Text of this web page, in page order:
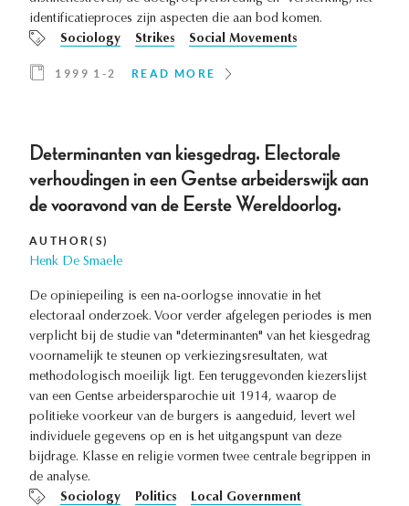
identificatieproces zijn aspecten die aan bod komen.
Sociology
Strikes Social Movements
1999 1-2 READ MORE
Determinanten van kiesgedrag. Electorale
verhoudingen in een Gentse arbeiderswijk aan
de vooravond van de Eerste Wereldoorlog.
AUTHOR(S)
Henk De Smaele
De opiniepeiling is een na-oorlogse innovatie in het
electoraal onderzoek. Voor verder afgelegen periodes is men
verplicht bij de studie van "determinanten" van het kiesgedrag
voornamelijk te steunen op verkiezingsresultaten, wat
methodologisch moeilijk ligt. Een teruggevonden kiezerslijst
van een Gentse arbeidersparochie uit 1914, waarop de
politieke voorkeur van de burgers is aangeduid, levert wel
individuele gegevens op en is het uitgangspunt van deze
bijdrage. Klasse en religie vormen twee centrale begrippen in
de analyse.
Sociology
Politics Local Government